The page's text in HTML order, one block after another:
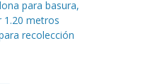
para basura,
1.20 metros
recolección